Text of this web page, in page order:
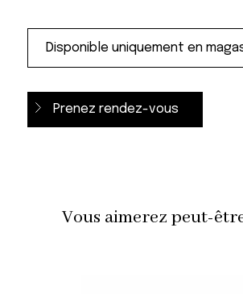
Prenez rendez-vous
Vous aimerez peut-